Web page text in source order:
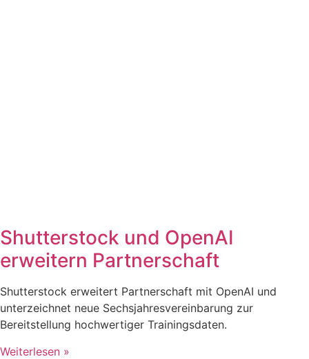
Shutterstock und OpenAI
erweitern Partnerschaft
Shutterstock erweitert Partnerschaft mit OpenAI und
unterzeichnet neue Sechsjahresvereinbarung zur
Bereitstellung hochwertiger Trainingsdaten.
Weiterlesen »